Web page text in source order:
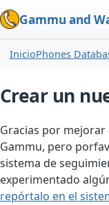
Gammu and
InicioPhones
Crear un
Gracias por
Gammu, pero
sistema de
experimentado
repórtalo en el